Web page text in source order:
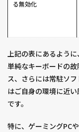
る無効化
上記の表にあるよう
単純なキーボードの
ス、さらには常駐ソ
はご自身の環境に近
です。
特に、ゲーミングPC